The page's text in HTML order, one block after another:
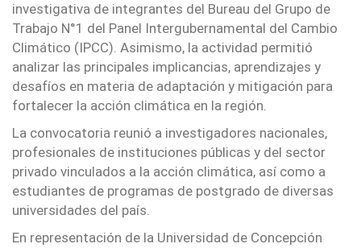
investigativa de integrantes del Bureau del Grupo de
Trabajo N°1 del Panel Intergubernamental del Cambio
Climático (IPCC). Asimismo, la actividad permitió
analizar las principales implicancias, aprendizajes y
desafíos en materia de adaptación y mitigación para
fortalecer la acción climática en la región.
La convocatoria reunió a investigadores nacionales,
profesionales de instituciones públicas y del sector
privado vinculados a la acción climática, así como a
estudiantes de programas de postgrado de diversas
universidades del país.
En representación de la Universidad de Concepción